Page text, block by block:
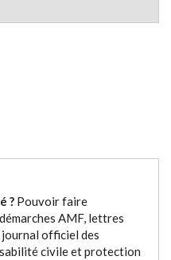
? Pouvoir faire
AMF, lettres
officiel des
civile et protection